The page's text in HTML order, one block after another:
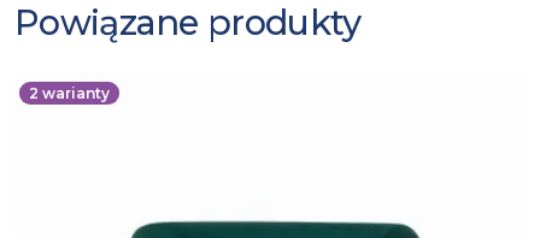
Powiązane produkty
2 warianty